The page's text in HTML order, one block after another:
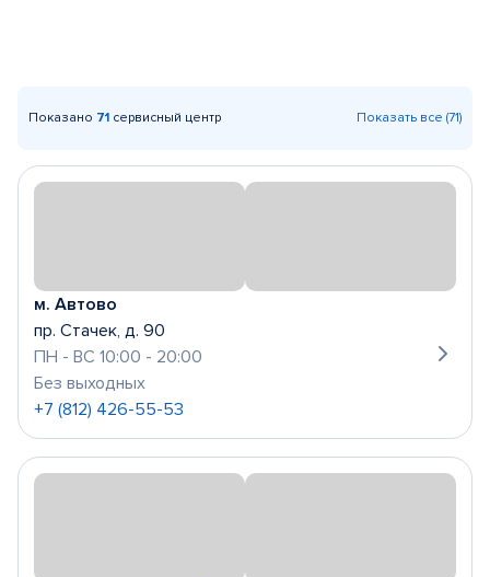
Показано 71 сервисный центр Показать все (71)
м. Автово
пр. Стачек, д. 90
ПН - ВС 10:00 - 20:00
Без выходных
+7 (812) 426-55-53